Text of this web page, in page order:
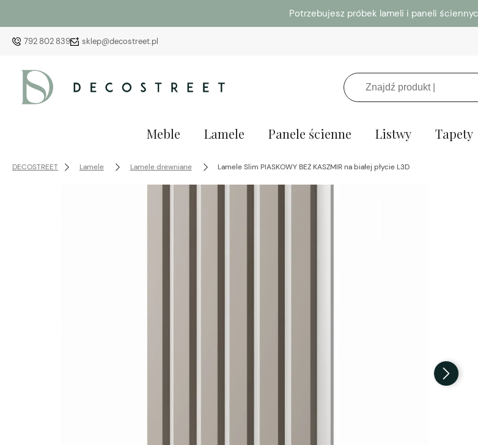
Potrzebujesz próbek lameli i paneli
792 802 839 sklep@decostreet.pl
Meble Lamele Panele ścienne Listwy Tapety
DECOSTREET Lamele Lamele drewniane Lamele Slim PIASKOWY BEŻ KASZMIR na białej płycie L3D